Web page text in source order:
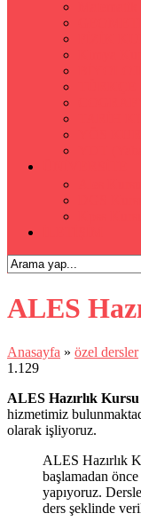
ALES
Anasayfa » özel dersler
1.129
ALES Hazırlık
hizmetimiz
olarak işliyoruz.
ALES Hazırlık
başlamadan
yapıyoruz.
ders şeklinde